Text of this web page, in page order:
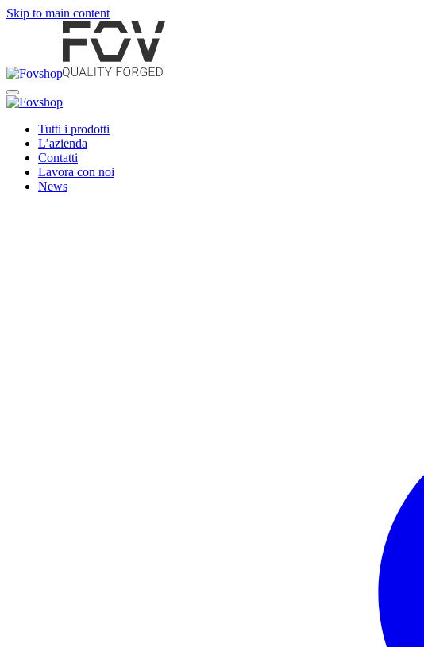
Skip to main content
Tutti i prodotti
L’azienda
Contatti
Lavora con noi
News